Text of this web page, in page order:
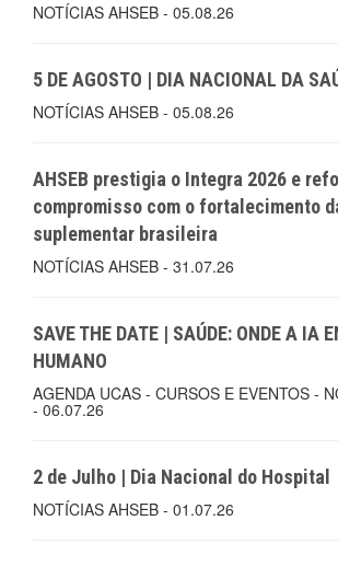
NOTÍCIAS AHSEB - 05.08.26
5 DE AGOSTO | DIA NACIONAL DA
NOTÍCIAS AHSEB - 05.08.26
AHSEB prestigia o Integra 2026 e
compromisso com o fortalecimento
suplementar brasileira
NOTÍCIAS AHSEB - 31.07.26
SAVE THE DATE | SAÚDE: ONDE A IA
HUMANO
AGENDA UCAS - CURSOS E EVENTOS -
- 06.07.26
2 de Julho | Dia Nacional do Hospital
NOTÍCIAS AHSEB - 01.07.26